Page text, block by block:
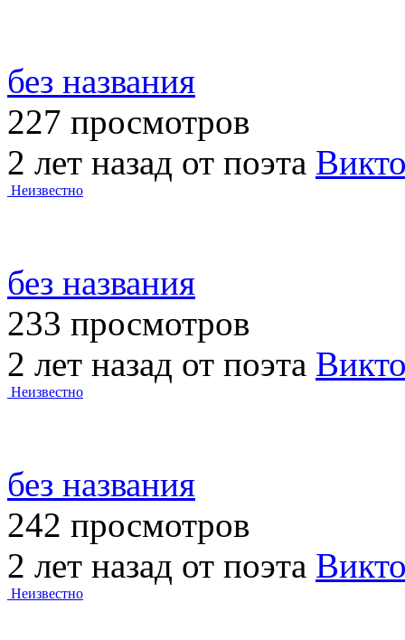
без названия
227 просмотров
2 лет назад от поэта
Неизвестно
без названия
233 просмотров
2 лет назад от поэта
Неизвестно
без названия
242 просмотров
2 лет назад от поэта
Неизвестно